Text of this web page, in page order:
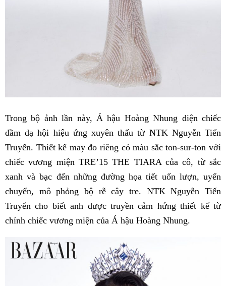
Trong bộ ảnh lần này, Á hậu Hoàng Nhung diện chiếc
đầm dạ hội hiệu ứng xuyên thấu từ NTK Nguyễn Tiến
Truyển. Thiết kế may đo riêng có màu sắc ton-sur-ton với
chiếc vương miện TRE’15 THE TIARA của cô, từ sắc
xanh và bạc đến những đường họa tiết uốn lượn, uyển
chuyển, mô phỏng bộ rễ cây tre. NTK Nguyễn Tiến
Truyển cho biết anh được truyền cảm hứng thiết kế từ
chính chiếc vương miện của Á hậu Hoàng Nhung.